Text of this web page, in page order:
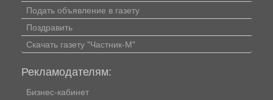
Подать объявление в газету
Поздравить
Скачать газету "Частник-М"
Рекламодателям:
Бизнес-кабинет